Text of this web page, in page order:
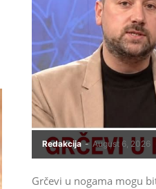
Redakcija - August 6, 2026
Grčevi u nogama mogu